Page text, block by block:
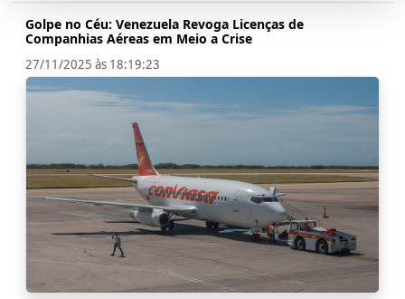
Golpe no Céu: Venezuela Revoga Licenças de
Companhias Aéreas em Meio a Crise
27/11/2025 às 18:19:23